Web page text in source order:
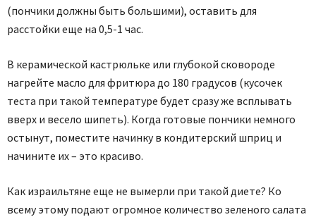
(пончики должны быть большими), оставить для
расстойки еще на 0,5-1 час.
В керамической кастрюльке или глубокой сковороде
нагрейте масло для фритюра до 180 градусов (кусочек
теста при такой температуре будет сразу же всплывать
вверх и весело шипеть). Когда готовые пончики немного
остынут, поместите начинку в кондитерский шприц и
начините их – это красиво.
Как израильтяне еще не вымерли при такой диете? Ко
всему этому подают огромное количество зеленого салата